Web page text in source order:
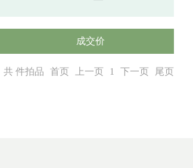
成交价
共 件拍品 首页 上一页 1 下一页 尾页